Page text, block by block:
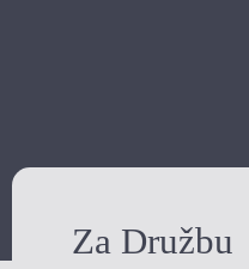
Za Družbu